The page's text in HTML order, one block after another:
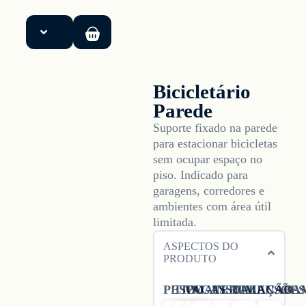
Bicicletário
Parede
Suporte fixado na parede
para estacionar bicicletas
sem ocupar espaço no
piso. Indicado para
garagens, corredores e
ambientes com área útil
limitada.
ASPECTOS DO
PRODUTO
PESO
TIPO
VAGAS
MATERIAL
INSTALAÇÃO
DIMENSÕES